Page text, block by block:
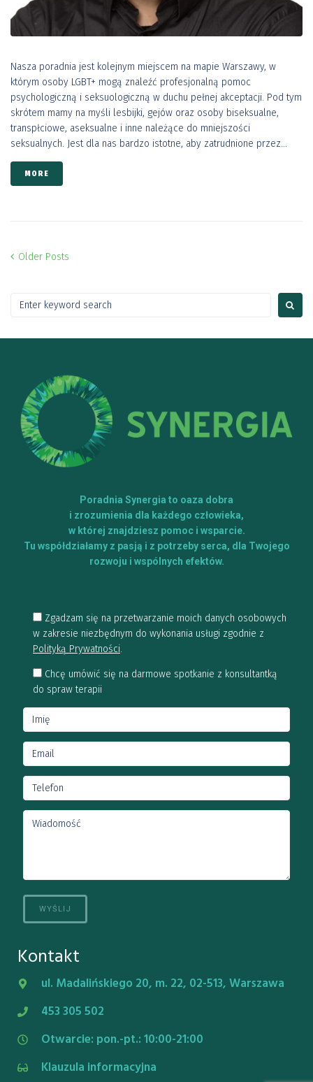
Nasza poradnia jest kolejnym miejscem na mapie Warszawy, w
którym osoby LGBT+ mogą znaleźć profesjonalną pomoc
psychologiczną i seksuologiczną w duchu pełnej akceptacji. Pod tym
skrótem mamy na myśli lesbijki, gejów oraz osoby biseksualne,
transpłciowe, aseksualne i inne należące do mniejszości
seksualnych. Jest dla nas bardzo istotne, aby zatrudnione przez...
MORE
Older Posts
Poradnia Synergia to oaza dobra
i zrozumienia dla każdego człowieka,
w której znajdziesz pomoc i wsparcie.
Tu współdziałamy z pasją i z potrzeby serca, dla Twojego
rozwoju i wspólnych efektów.
Zgadzam się na przetwarzanie moich danych osobowych
w zakresie niezbędnym do wykonania usługi zgodnie z
Polityką Prywatności.
Chcę umówić się na darmowe spotkanie z konsultantką
do spraw terapii
Kontakt
ul. Madalińskiego 20, m. 22, 02-513, Warszawa
453 305 502
Otwarcie: pon.-pt.: 10:00-21:00
Klauzula informacyjna